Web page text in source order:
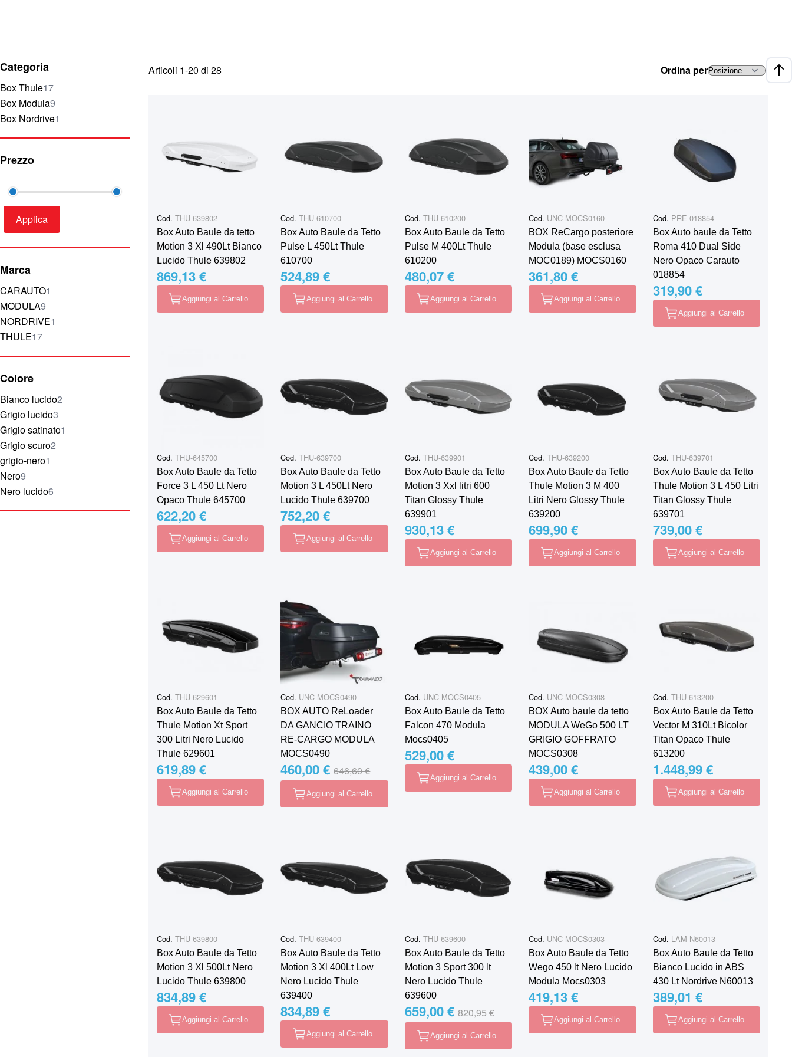
Categoria
Box Thule17
elementi
Box Modula9
elementi
Box Nordrive1
elemento
Prezzo
Applica
Marca
CARAUTO1
elemento
MODULA9
elementi
NORDRIVE1
elemento
THULE17
elementi
Colore
Bianco lucido2
elementi
Grigio lucido3
elementi
Grigio satinato1
elemento
Grigio scuro2
elementi
grigio-nero1
elemento
Nero9
elementi
Nero lucido6
elementi
Articoli 1-20 di 28
Ordina per
Cod. THU-639802
Box Auto Baule da tetto
Motion 3 Xl 490Lt Bianco
Lucido Thule 639802
869,13 €
Aggiungi al Carrello
Cod. THU-610700
Box Auto Baule da Tetto
Pulse L 450Lt Thule
610700
524,89 €
Aggiungi al Carrello
Cod. THU-610200
Box Auto Baule da Tetto
Pulse M 400Lt Thule
610200
480,07 €
Aggiungi al Carrello
Cod. UNC-MOCS0160
BOX ReCargo posteriore
Modula (base esclusa
MOC0189) MOCS0160
361,80 €
Aggiungi al Carrello
Cod. PRE-018854
Box Auto baule da Tetto
Roma 410 Dual Side
Nero Opaco Carauto
018854
319,90 €
Aggiungi al Carrello
Cod. THU-645700
Box Auto Baule da Tetto
Force 3 L 450 Lt Nero
Opaco Thule 645700
622,20 €
Aggiungi al Carrello
Cod. THU-639700
Box Auto Baule da Tetto
Motion 3 L 450Lt Nero
Lucido Thule 639700
752,20 €
Aggiungi al Carrello
Cod. THU-639901
Box Auto Baule da Tetto
Motion 3 Xxl litri 600
Titan Glossy Thule
639901
930,13 €
Aggiungi al Carrello
Cod. THU-639200
Box Auto Baule da Tetto
Thule Motion 3 M 400
Litri Nero Glossy Thule
639200
699,90 €
Aggiungi al Carrello
Cod. THU-639701
Box Auto Baule da Tetto
Thule Motion 3 L 450 Litri
Titan Glossy Thule
639701
739,00 €
Aggiungi al Carrello
Cod. THU-629601
Box Auto Baule da Tetto
Thule Motion Xt Sport
300 Litri Nero Lucido
Thule 629601
619,89 €
Aggiungi al Carrello
Cod. UNC-MOCS0490
BOX AUTO ReLoader
DA GANCIO TRAINO
RE-CARGO MODULA
MOCS0490
Special Price
460,00 € Regular Price
646,60 €
Aggiungi al Carrello
Cod. UNC-MOCS0405
Box Auto Baule da Tetto
Falcon 470 Modula
Mocs0405
529,00 €
Aggiungi al Carrello
Cod. UNC-MOCS0308
BOX Auto baule da tetto
MODULA WeGo 500 LT
GRIGIO GOFFRATO
MOCS0308
439,00 €
Aggiungi al Carrello
Cod. THU-613200
Box Auto Baule da Tetto
Vector M 310Lt Bicolor
Titan Opaco Thule
613200
1.448,99 €
Aggiungi al Carrello
Cod. THU-639800
Box Auto Baule da Tetto
Motion 3 Xl 500Lt Nero
Lucido Thule 639800
834,89 €
Aggiungi al Carrello
Cod. THU-639400
Box Auto Baule da Tetto
Motion 3 Xl 400Lt Low
Nero Lucido Thule
639400
834,89 €
Aggiungi al Carrello
Cod. THU-639600
Box Auto Baule da Tetto
Motion 3 Sport 300 lt
Nero Lucido Thule
639600
Special Price
659,00 € Regular Price
820,95 €
Aggiungi al Carrello
Cod. UNC-MOCS0303
Box Auto Baule da Tetto
Wego 450 lt Nero Lucido
Modula Mocs0303
419,13 €
Aggiungi al Carrello
Cod. LAM-N60013
Box Auto Baule da Tetto
Bianco Lucido in ABS
430 Lt Nordrive N60013
389,01 €
Aggiungi al Carrello